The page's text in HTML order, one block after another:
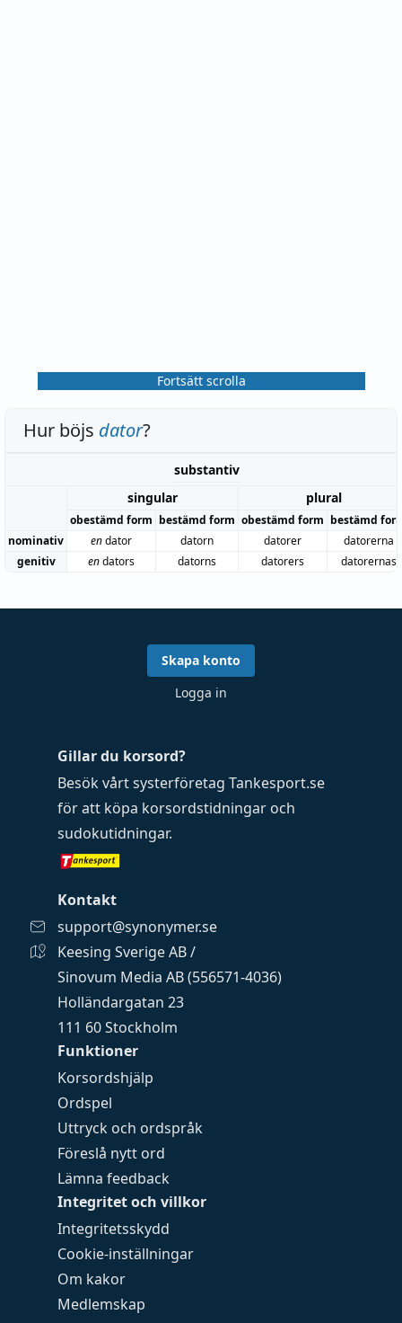
Fortsätt scrolla
Hur böjs dator?
substantiv
singular
plural
obestämd form bestämd form obestämd form bestämd
nominativ
endator datorn datorer
datorerna
genitiv
endators datorns datorers datorernas
Funktioner
Korsordshjälp
Ordspel
Uttryck och ordspråk
Föreslå nytt ord
Lämna feedback
Integritet och villkor
Integritetsskydd
Cookie-inställningar
Om kakor
Medlemskap
Gillar du korsord?
Besök vårt systerföretag Tankesport.se
för att köpa korsordstidningar och
sudokutidningar.
Kontakt
support@synonymer.se
Keesing Sverige AB /
Sinovum Media AB (556571-4036)
Holländargatan 23
111 60 Stockholm
Skapa konto
Logga in